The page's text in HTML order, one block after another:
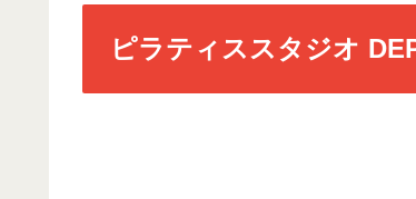
ピラティススタジオ